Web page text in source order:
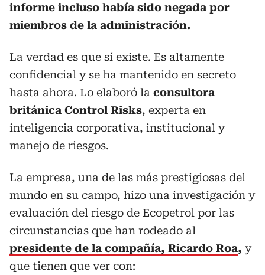
informe incluso había sido negada por
miembros de la administración.
La verdad es que sí existe. Es altamente
confidencial y se ha mantenido en secreto
hasta ahora. Lo elaboró la consultora
británica Control Risks, experta en
inteligencia corporativa, institucional y
manejo de riesgos.
La empresa, una de las más prestigiosas del
mundo en su campo, hizo una investigación y
evaluación del riesgo de Ecopetrol por las
circunstancias que han rodeado al
presidente de la compañía, Ricardo Roa, y
que tienen que ver con: